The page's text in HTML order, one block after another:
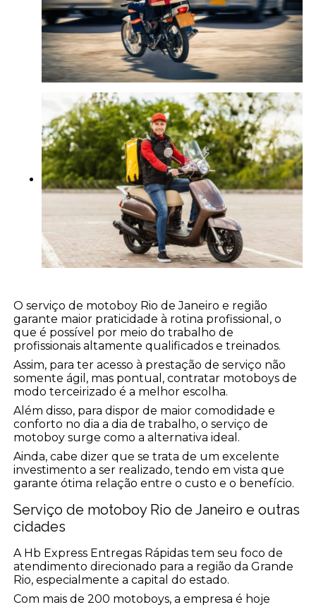
O serviço de motoboy Rio de Janeiro e região
garante maior praticidade à rotina profissional, o
que é possível por meio do trabalho de
profissionais altamente qualificados e treinados.
Assim, para ter acesso à prestação de serviço não
somente ágil, mas pontual, contratar motoboys de
modo terceirizado é a melhor escolha.
Além disso, para dispor de maior comodidade e
conforto no dia a dia de trabalho, o serviço de
motoboy surge como a alternativa ideal.
Ainda, cabe dizer que se trata de um excelente
investimento a ser realizado, tendo em vista que
garante ótima relação entre o custo e o benefício.
Serviço de motoboy Rio de Janeiro e outras
cidades
A Hb Express Entregas Rápidas tem seu foco de
atendimento direcionado para a região da Grande
Rio, especialmente a capital do estado.
Com mais de 200 motoboys, a empresa é hoje